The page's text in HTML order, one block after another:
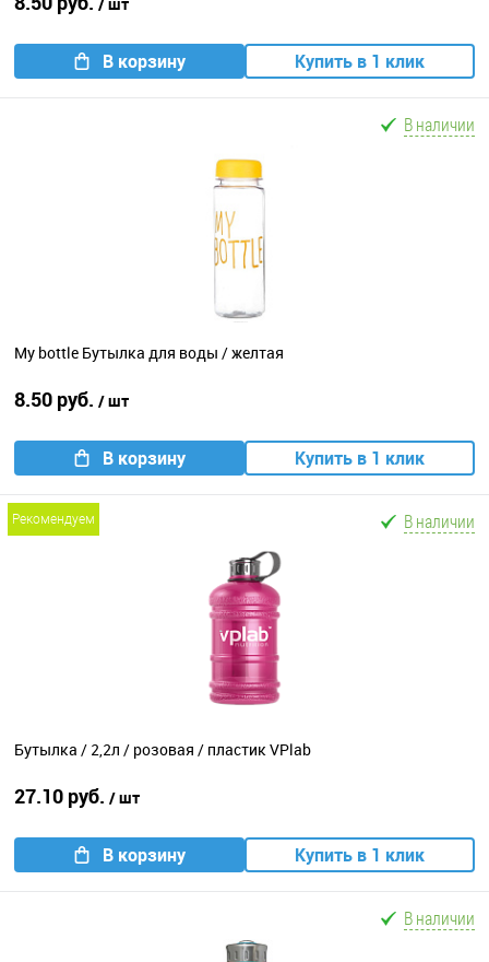
В корзину Купить в 1 клик
В наличии
My bottle Бутылка для воды / желтая
8.50 руб. / шт
В корзину Купить в 1 клик
рекомендуем В наличии
Бутылка / 2,2л / розовая / пластик VPlab
27.10 руб. / шт
В корзину Купить в 1 клик
В наличии